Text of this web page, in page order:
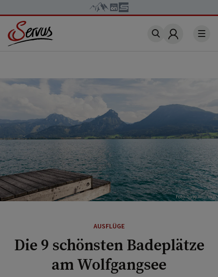
Account
Foto: Gaby Wojciech
AUSFLÜGE
Die 9 schönsten Badeplätze
am Wolfgangsee